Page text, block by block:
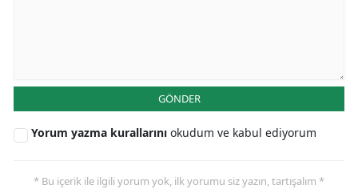
GÖNDER
Yorum yazma kurallarını okudum ve kabul ediyorum
* Bu içerik ile ilgili yorum yok, ilk yorumu siz yazın, tartışalım *